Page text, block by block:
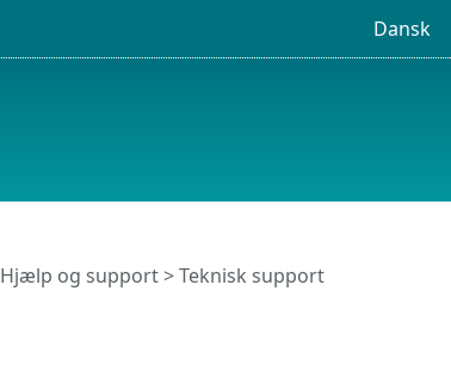
Dansk
Hjælp og support> Teknisk support